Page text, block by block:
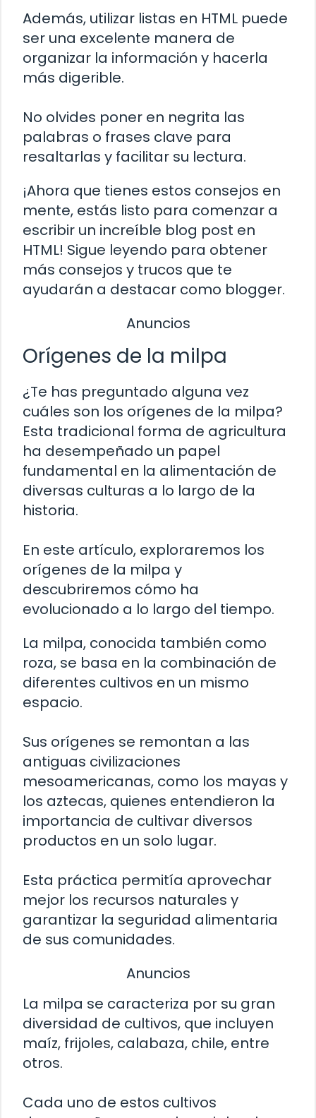
Además, utilizar listas en HTML puede
ser una excelente manera de
organizar la información y hacerla
más digerible.
No olvides poner en negrita las
palabras o frases clave para
resaltarlas y facilitar su lectura.
¡Ahora que tienes estos consejos en
mente, estás listo para comenzar a
escribir un increíble blog post en
HTML! Sigue leyendo para obtener
más consejos y trucos que te
ayudarán a destacar como blogger.
Anuncios
Orígenes de la milpa
¿Te has preguntado alguna vez
cuáles son los orígenes de la milpa?
Esta tradicional forma de agricultura
ha desempeñado un papel
fundamental en la alimentación de
diversas culturas a lo largo de la
historia.
En este artículo, exploraremos los
orígenes de la milpa y
descubriremos cómo ha
evolucionado a lo largo del tiempo.
La milpa, conocida también como
roza, se basa en la combinación de
diferentes cultivos en un mismo
espacio.
Sus orígenes se remontan a las
antiguas civilizaciones
mesoamericanas, como los mayas y
los aztecas, quienes entendieron la
importancia de cultivar diversos
productos en un solo lugar.
Esta práctica permitía aprovechar
mejor los recursos naturales y
garantizar la seguridad alimentaria
de sus comunidades.
Anuncios
La milpa se caracteriza por su gran
diversidad de cultivos, que incluyen
maíz, frijoles, calabaza, chile, entre
otros.
Cada uno de estos cultivos